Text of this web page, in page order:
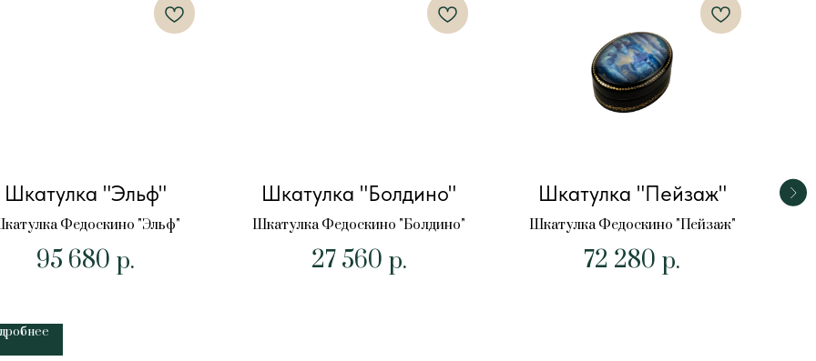
Шкатулка "Эльф"
Федоскино "Эльф"
95 680 р.
Шкатулка "Болдино"
Шкатулка Федоскино "Болдино"
27 560 р.
Шкатулка "Пейзаж"
Шкатулка Федоскино "Пейзаж"
72 280 р.